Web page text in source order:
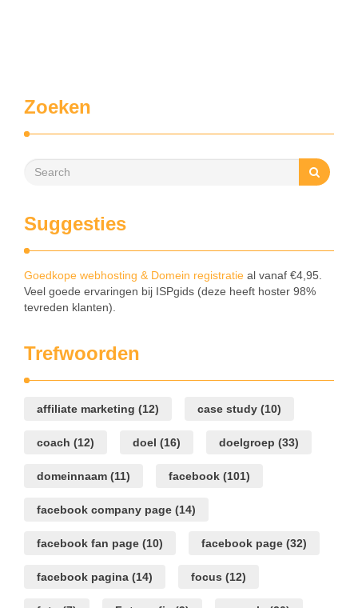
Zoeken
Suggesties
Goedkope webhosting & Domein registratie al vanaf €4,95.
Veel goede ervaringen bij ISPgids (deze heeft hoster 98%
tevreden klanten).
Trefwoorden
affiliate marketing (12) case study (10)
coach (12) doel (16) doelgroep (33)
domeinnaam (11) facebook (101)
facebook company page (14)
facebook fan page (10) facebook page (32)
facebook pagina (14) focus (12)